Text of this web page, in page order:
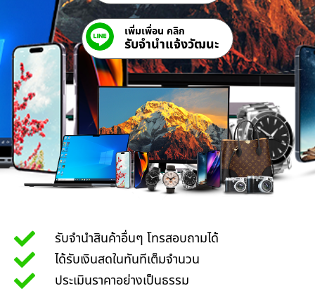
เพิ่มเพื่อน คลิก
รับจํานําแจ้งวัฒนะ
รับจำนำสินค้าอื่นๆ โทรสอบถามได้
ได้รับเงินสดในทันทีเต็มจำนวน
ประเมินราคาอย่างเป็นธรรม